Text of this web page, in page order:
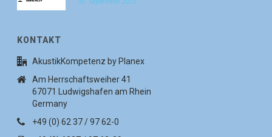
30. September 2025
KONTAKT
AkustikKompetenz by Planex
Am Herrschaftsweiher 41
67071 Ludwigshafen am Rhein
Germany
+49 (0) 62 37 / 97 62-0